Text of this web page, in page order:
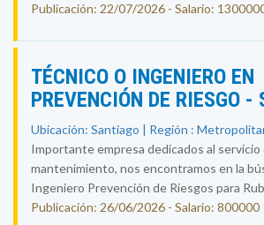
Publicación: 22/07/2026 - Salario:
TÉCNICO O INGENIERO EN
PREVENCIÓN DE RIESGO -
Ubicación: Santiago | Región :
Importante empresa dedicados al servicio
mantenimiento, nos encontramos en la
Ingeniero Prevención de Riesgos para
Publicación: 26/06/2026 - Salario: 800000